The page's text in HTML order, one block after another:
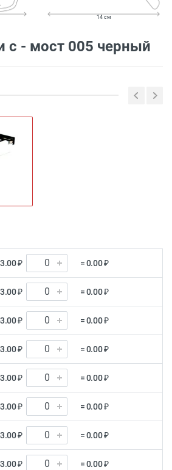
14 см
с - мост 005 черный
₽ = 0.00 ₽
₽ = 0.00 ₽
₽ = 0.00 ₽
₽ = 0.00 ₽
₽ = 0.00 ₽
₽ = 0.00 ₽
₽ = 0.00 ₽
₽ = 0.00 ₽